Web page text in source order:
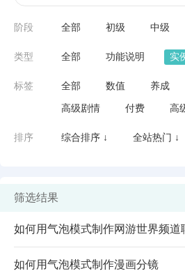
阶段 全部 初级 中级
类型 全部 功能说明 实
标签 全部 数值 养成
高级剧情 付费 高
排序 综合排序 ↓ 全站热门 ↓
筛选结果
如何用气泡模式制作网游世界频道
如何用气泡模式制作漫画分镜